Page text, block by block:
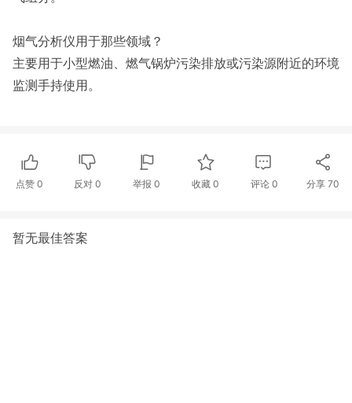
烟气分析仪用于那些领域？
主要用于小型燃油、燃气锅炉污染排放或污染源附近的环境
监测手持使用。
点赞 0 反对0 举报 0 收藏 0 评论 0 分享 70
暂无最佳答案